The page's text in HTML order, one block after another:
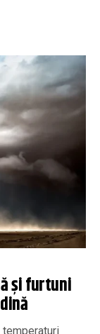
și furtuni
temperaturi